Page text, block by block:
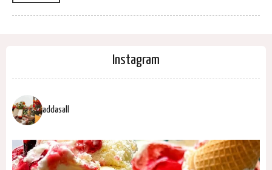
Instagram
addasall